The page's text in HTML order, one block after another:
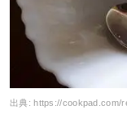
出典:https://cookpad.com/